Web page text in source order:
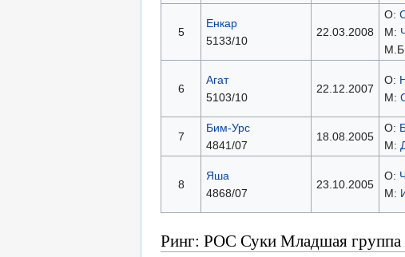
5
Енкар
5133/10
22.03.2008
О:
М:
М.Б.
6
Агат
5103/10
22.12.2007
О:
М:
7
Бим-Урс
4841/07
18.08.2005
О:
М:
8
Яша
4868/07
23.10.2005
О:
М:
Ринг: РОС Суки Младшая группа